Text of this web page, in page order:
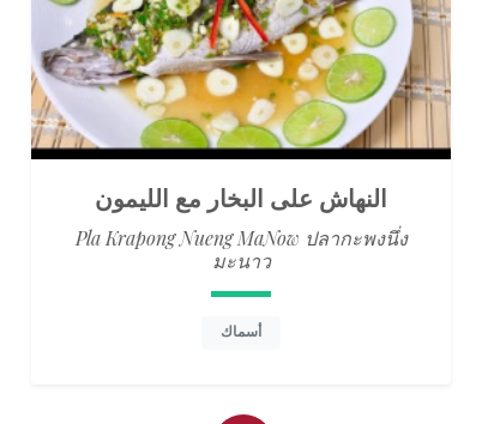
النهاش على البخار مع الليمون
Pla Krapong Nueng MaNow ปลากะพงนึ่ง
มะนาว
أسماك